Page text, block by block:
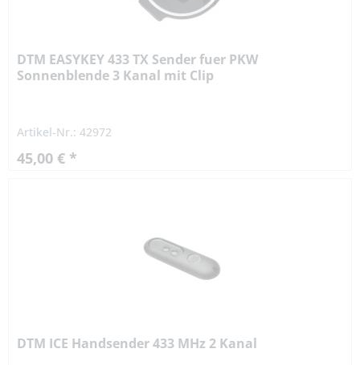
DTM EASYKEY 433 TX Sender fuer PKW
Sonnenblende 3 Kanal mit Clip
Artikel-Nr.: 42972
45,00 € *
DTM ICE Handsender 433 MHz 2 Kanal